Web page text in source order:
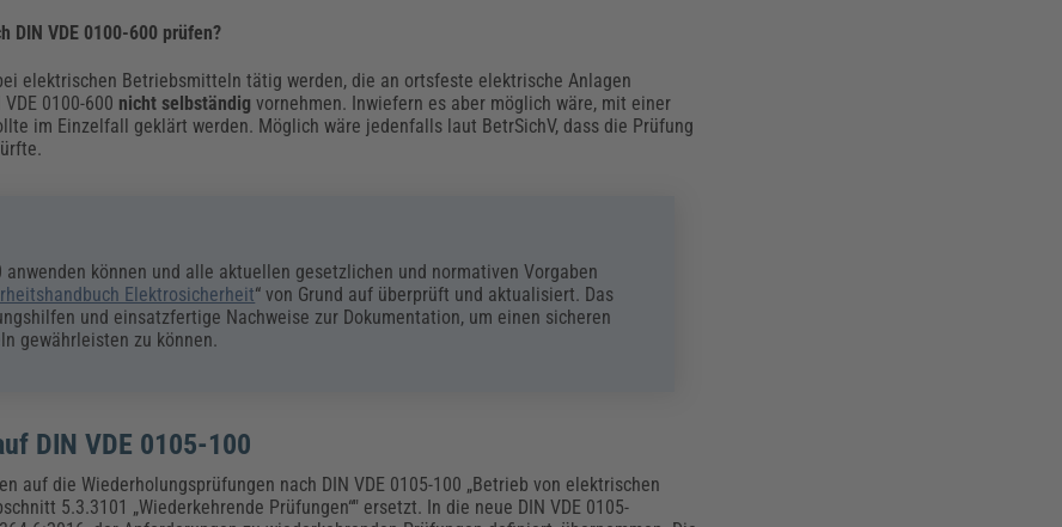
VDE 0100-600 prüfen?
elektrischen Betriebsmitteln tätig werden, die an ortsfeste elektrische Anlagen
0100-600 nicht selbständig vornehmen. Inwiefern es aber möglich wäre, mit einer
im Einzelfall geklärt werden. Möglich wäre jedenfalls laut BetrSichV, dass die Prüfung
anwenden können und alle aktuellen gesetzlichen und normativen Vorgaben
Elektrosicherheit“ von Grund auf überprüft und aktualisiert. Das
und einsatzfertige Nachweise zur Dokumentation, um einen sicheren
gewährleisten zu können.
DIN VDE 0105-100
auf die Wiederholungsprüfungen nach DIN VDE 0105-100 „Betrieb von elektrischen
5.3.3101 „Wiederkehrende Prüfungen“" ersetzt. In die neue DIN VDE 0105-